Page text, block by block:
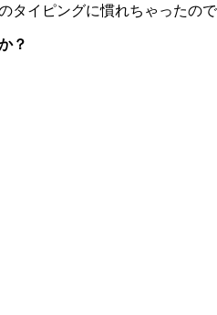
イピングに慣れちゃったの
？